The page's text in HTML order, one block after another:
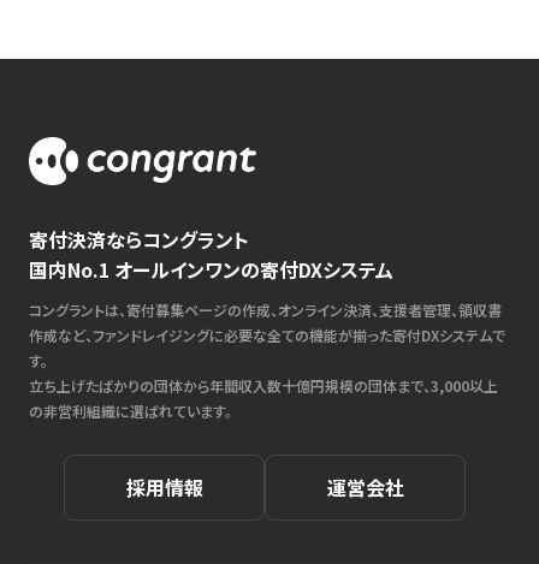
寄付決済ならコングラント
国内No.1 オールインワンの寄付DXシステム
コングラントは、寄付募集ページの作成、オンライン決済、支援者管理、領収書
作成など、ファンドレイジングに必要な全ての機能が揃った寄付DXシステムで
す。
立ち上げたばかりの団体から年間収入数十億円規模の団体まで、3,000以上
の非営利組織に選ばれています。
採用情報 運営会社